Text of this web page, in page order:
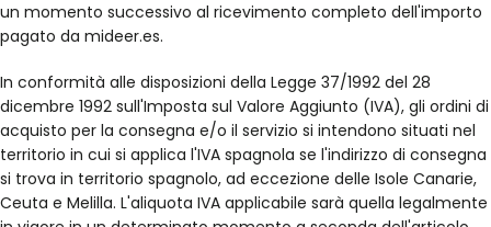
un momento successivo al ricevimento completo dell'importo
pagato da mideer.es.
In conformità alle disposizioni della Legge 37/1992 del 28
dicembre 1992 sull'Imposta sul Valore Aggiunto (IVA), gli ordini di
acquisto per la consegna e/o il servizio si intendono situati nel
territorio in cui si applica l'IVA spagnola se l'indirizzo di consegna
si trova in territorio spagnolo, ad eccezione delle Isole Canarie,
Ceuta e Melilla. L'aliquota IVA applicabile sarà quella legalmente